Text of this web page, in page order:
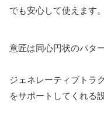
でも安心して使えます。
意匠は同心円状のパタ
ジェネレーティブトラ
をサポートしてくれる